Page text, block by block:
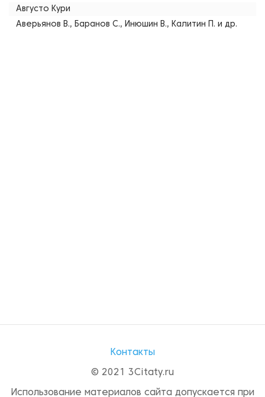
Августо Кури
Аверьянов В., Баранов С., Инюшин В., Калитин П. и др.
Контакты
© 2021 3Citaty.ru
Использование материалов сайта допускается при